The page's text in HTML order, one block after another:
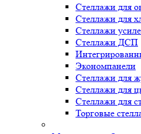
Стеллажи для
Стеллажи для
Стеллажи
Стеллажи ДСП
Экономпанели
Стеллажи для
Стеллажи для
Стеллажи для
Торговые